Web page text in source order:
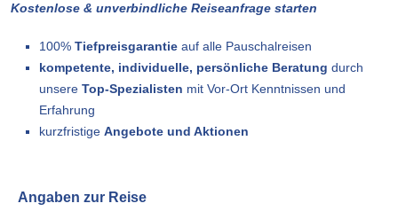
Kostenlose & unverbindliche Reiseanfrage starten
100% Tiefpreisgarantie auf alle Pauschalreisen
kompetente, individuelle, persönliche Beratung durch
unsere Top-Spezialisten mit Vor-Ort Kenntnissen und
Erfahrung
kurzfristige Angebote und Aktionen
Angaben zur Reise